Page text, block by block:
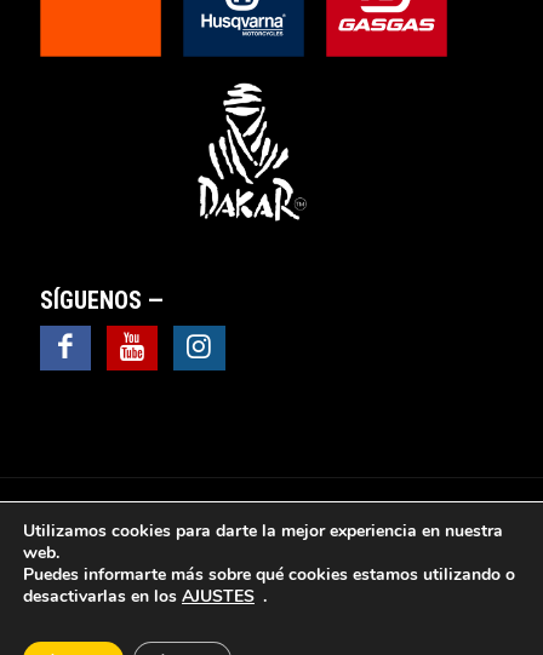
SÍGUENOS —
© 2025 Valsebike Motos -Aviso Legal|Política de
Privacidad |Política de Cookies
Utilizamos cookies para darte la mejor experiencia en nuestra
web.
Puedes informarte más sobre qué cookies estamos utilizando o
desactivarlas en los AJUSTES .